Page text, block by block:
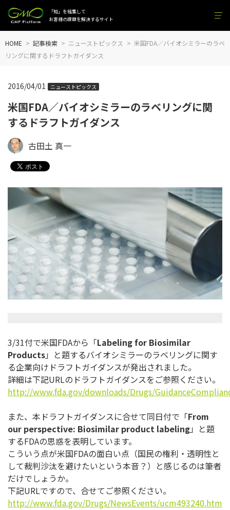
「知」を結集して
お客様の課題を解決するサイト
HOME 記事検索 ニューストピックス
米国FDA／バイオシミラーのラベ
リングに関するドラフトガイダンス
米国FDA／バイオシミラーのラベリングに関
するドラフトガイダンス
2016/04/01 ニューストピックス
古田土 真一
3/31付で米国FDAから「Labeling for Biosimilar
Products」と題するバイオシミラーのラベリングに関す
る企業向けドラフトガイダンスが発出されました。
詳細は下記URLのドラフトガイダンスをご参照ください。
http://www.fda.gov/downloads/Drugs/
また、本ドラフトガイダンスに合せて同日付で「From
our perspective: Biosimilar product labeling」と題
するFDAの思惑を表明しています。
こういう点が米国FDAの面白い点（国民の権利・透明性と
して裁判沙汰を避けたいという本音？）と感じるのは筆者
だけでしょうか。
下記URLですので、合せてご参照ください。
http://www.fda.gov/Drugs/NewsEvents/ucm493240.htm